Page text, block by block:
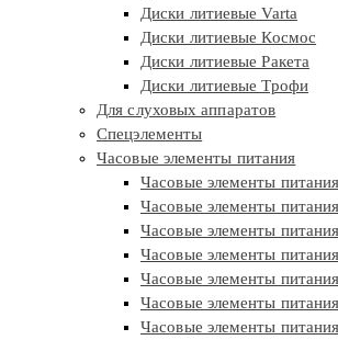
Диски литиевые Varta
Диски литиевые Космос
Диски литиевые Ракета
Диски литиевые Трофи
Для слуховых аппаратов
Спецэлементы
Часовые элементы питания
Часовые элементы
Часовые элементы
Часовые элементы
Часовые элементы
Часовые элементы
Часовые элементы
Часовые элементы